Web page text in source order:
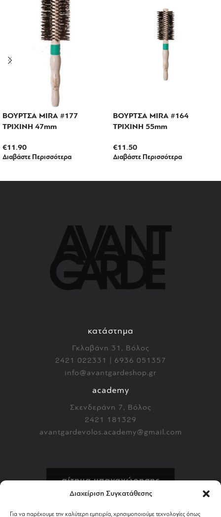
Διαχείριση Συγκατάθεσης
Για να παρέχουμε την καλύτερη εμπειρία, χρησιμοποιούμε τεχνολογίες όπως
ΒΟΥΡΤΣΑ MIRA #177
ΤΡΙΧΙΝΗ 47mm
€11.90
Διαβάστε Περισσότερα
ΒΟΥΡΤΣΑ MIRA #164
ΤΡΙΧΙΝΗ 55mm
€11.50
Διαβάστε Περισσότερα
κατάστημα
Γκλαβάνη 31, Βόλος
2421 022331 | 6936 051357
info@avantgardeshop.gr
academy
Σκενδεράνη 7, Βόλος
2421 181329
avantgardevolos.academy@gmail.com
αίτημα υπαναχώρησης